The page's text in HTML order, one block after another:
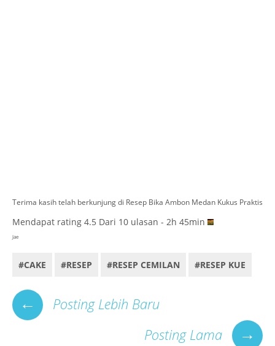
Terima kasih telah berkunjung di Resep Bika Ambon Medan Kukus Praktis
Mendapat rating 4.5 Dari 10 ulasan - 2h 45min
Jae
#CAKE #RESEP #RESEP CEMILAN #RESEP KUE
←
Posting Lebih Baru
Posting Lama
→